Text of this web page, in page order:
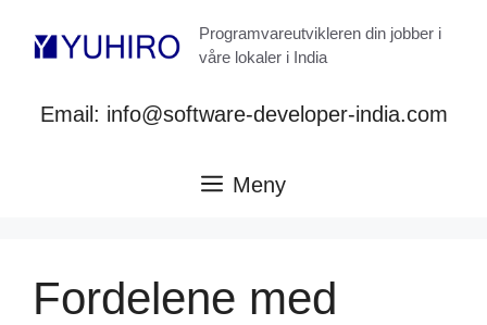
Programvareutvikleren din jobber i
våre lokaler i India
Email: info@software-developer-india.com
Meny
Fordelene med